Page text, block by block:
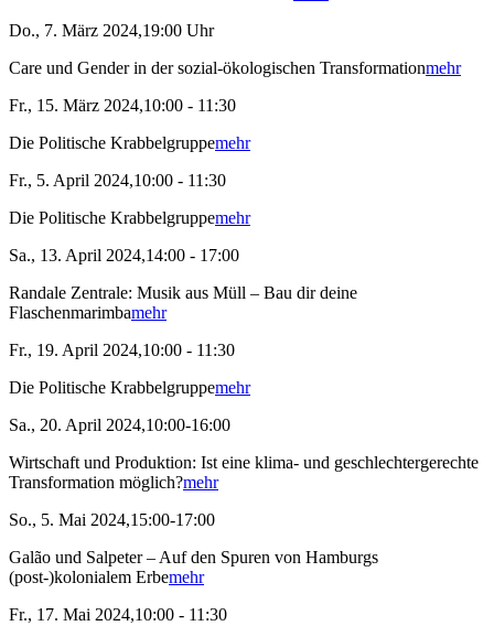
Do., 7. März 2024,19:00 Uhr
Care und Gender in der sozial-ökologischen Transformationmehr
Fr., 15. März 2024,10:00 - 11:30
Die Politische Krabbelgruppemehr
Fr., 5. April 2024,10:00 - 11:30
Die Politische Krabbelgruppemehr
Sa., 13. April 2024,14:00 - 17:00
Randale Zentrale: Musik aus Müll – Bau dir deine
Flaschenmarimbamehr
Fr., 19. April 2024,10:00 - 11:30
Die Politische Krabbelgruppemehr
Sa., 20. April 2024,10:00-16:00
Wirtschaft und Produktion: Ist eine klima- und geschlechtergerechte
Transformation möglich?mehr
So., 5. Mai 2024,15:00-17:00
Galão und Salpeter – Auf den Spuren von Hamburgs
(post-)kolonialem Erbemehr
Fr., 17. Mai 2024,10:00 - 11:30